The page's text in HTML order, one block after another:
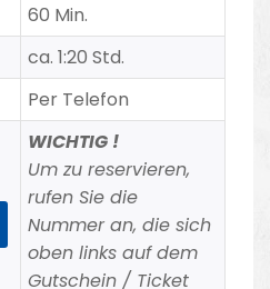
60 Min.
ca. 1:20 Std.
Per Telefon
WICHTIG !
Um zu reservieren,
rufen Sie die
Nummer an, die sich
oben links auf dem
Gutschein / Ticket